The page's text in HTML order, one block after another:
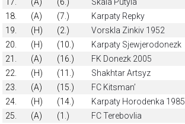
18.
(A) (7.) Karpaty Repky
19.
(H) (2.) Vorskla Zinkiv 1952
20.
(H) (10.) Karpaty Sjewjerodonezk
21.
(A) (16.) FK Donezk 2005
22.
(H) (11.) Shakhtar Artsyz
23.
(A) (15.) FC Kitsmanʼ
24.
(H) (14.) Karpaty Horodenka 1985
25.
(A) (1.) FC Terebovlia